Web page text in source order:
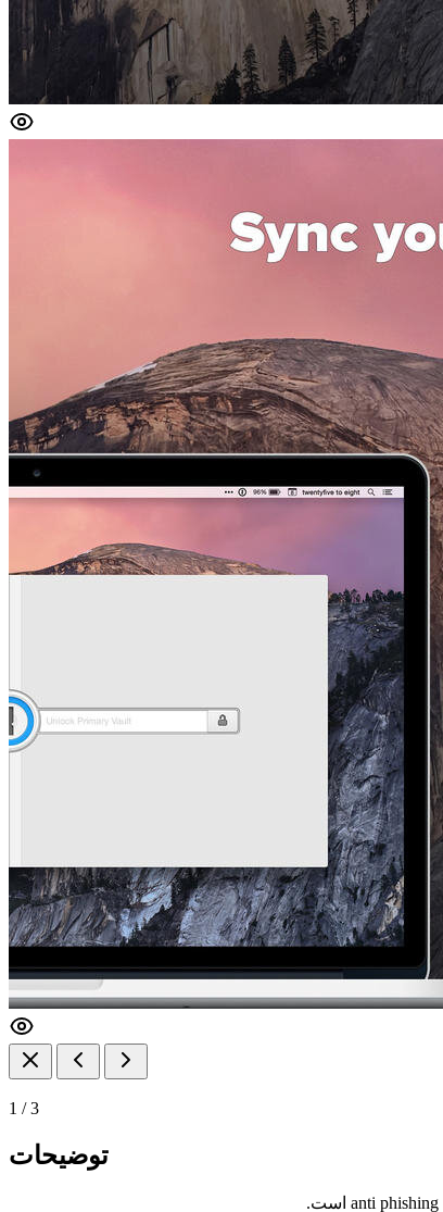
1 /3
توضیحات